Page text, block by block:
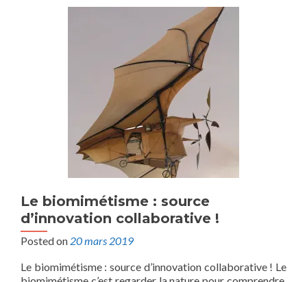
Le biomimétisme : source
d’innovation collaborative !
Posted on 20 mars 2019
Le biomimétisme : source d’innovation collaborative ! Le